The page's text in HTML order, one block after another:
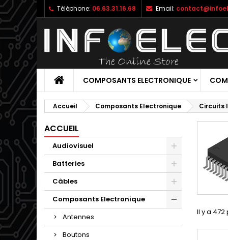
Téléphone: 06.63.31.16.68 Email:
COMPOSANTS ELECTRONIQUE
Accueil Composants Electronique Circuits
ACCUEIL
Audiovisuel
Batteries
Câbles
Composants Electronique
Antennes
Boutons
Il y a 472
add_circle_outline